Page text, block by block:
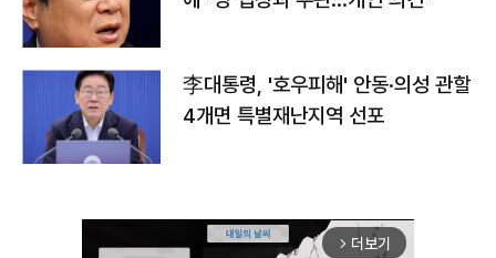
李대통령, '호우피해' 안동·의성 관할
4개면 특별재난지역 선포
arrow_forward_ios 더보기